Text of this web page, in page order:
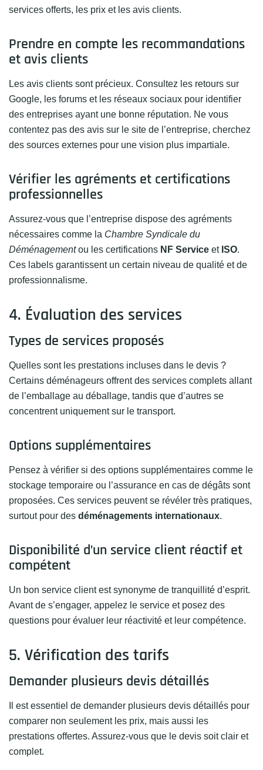
services offerts, les prix et les avis clients.
Prendre en compte les recommandations
et avis clients
Les avis clients sont précieux. Consultez les retours sur
Google, les forums et les réseaux sociaux pour identifier
des entreprises ayant une bonne réputation. Ne vous
contentez pas des avis sur le site de l’entreprise, cherchez
des sources externes pour une vision plus impartiale.
Vérifier les agréments et certifications
professionnelles
Assurez-vous que l’entreprise dispose des agréments
nécessaires comme la Chambre Syndicale du
Déménagementou les certifications NF Service et ISO.
Ces labels garantissent un certain niveau de qualité et de
professionnalisme.
4. Évaluation des services
Types de services proposés
Quelles sont les prestations incluses dans le devis ?
Certains déménageurs offrent des services complets allant
de l’emballage au déballage, tandis que d’autres se
concentrent uniquement sur le transport.
Options supplémentaires
Pensez à vérifier si des options supplémentaires comme le
stockage temporaire ou l’assurance en cas de dégâts sont
proposées. Ces services peuvent se révéler très pratiques,
surtout pour des déménagements internationaux.
Disponibilité d’un service client réactif et
compétent
Un bon service client est synonyme de tranquillité d’esprit.
Avant de s’engager, appelez le service et posez des
questions pour évaluer leur réactivité et leur compétence.
5. Vérification des tarifs
Demander plusieurs devis détaillés
Il est essentiel de demander plusieurs devis détaillés pour
comparer non seulement les prix, mais aussi les
prestations offertes. Assurez-vous que le devis soit clair et
complet.